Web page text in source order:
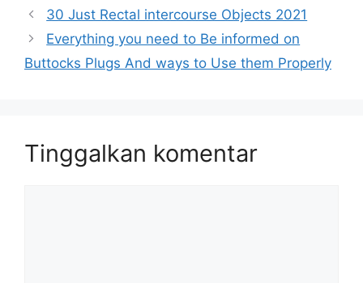
30 Just Rectal intercourse Objects 2021
Everything you need to Be informed on
Buttocks Plugs And ways to Use them Properly
Tinggalkan komentar